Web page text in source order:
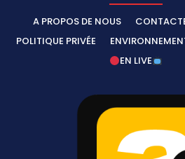
A PROPOS DE NOUS
POLITIQUE PRIVÉE
EN LIVE